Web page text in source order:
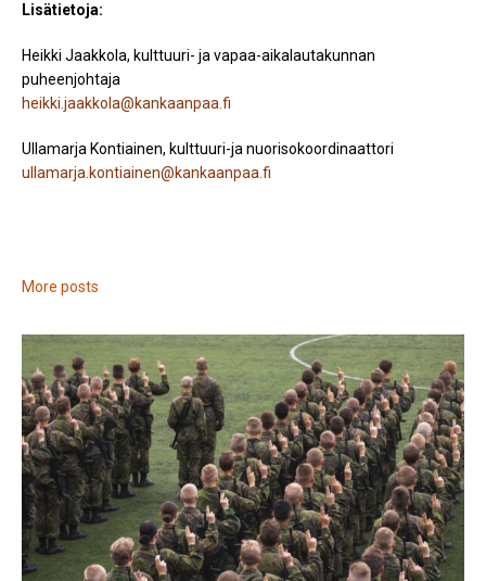
Lisätietoja:
Heikki Jaakkola, kulttuuri- ja vapaa-aikalautakunnan
puheenjohtaja
heikki.jaakkola@kankaanpaa.fi
Ullamarja Kontiainen, kulttuuri-ja nuorisokoordinaattori
ullamarja.kontiainen@kankaanpaa.fi
More posts